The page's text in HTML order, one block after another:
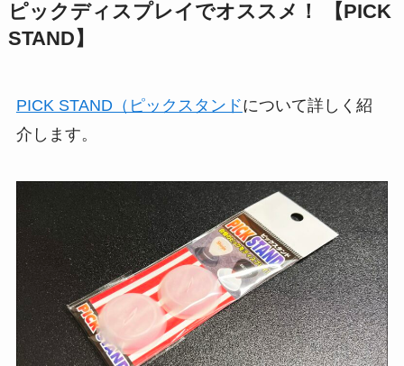
ピックディスプレイでオススメ！ 【PICK
STAND】
PICK STAND（ピックスタンドについて詳しく紹
介します。